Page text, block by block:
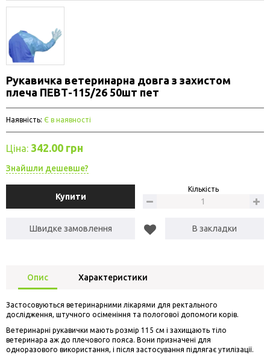
Рукавичка ветеринарна довга з захистом
плеча ПЕВТ-115/26 50шт пет
Наявність: Є в наявності
Ціна: 342.00 грн
Знайшли дешевше?
Купити
Кількість
Швидке замовлення В закладки
Опис Характеристики
Застосовуються ветеринарними лікарями для ректального
дослідження, штучного осіменіння та пологової допомоги корів.
Ветеринарні рукавички мають розмір 115 см і захищають тіло
ветеринара аж до плечового пояса. Вони призначені для
одноразового використання, і після застосування підлягає утилізації.